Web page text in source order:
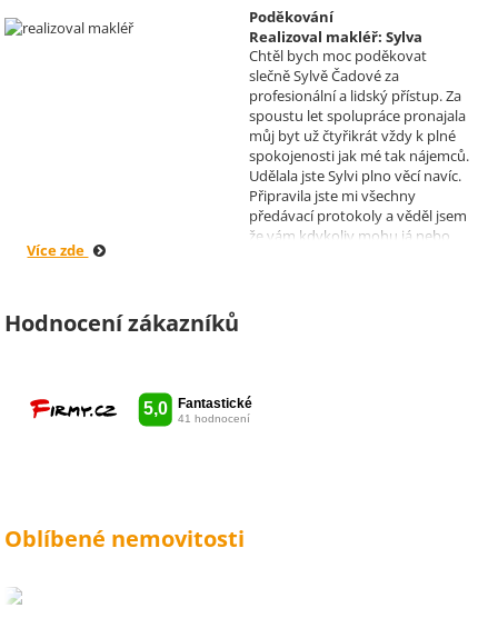
Krásné dny Vám a Vašim
zaměstnancům. Irena Höklová,
Brno
Poděkování
Realizoval makléř: Sylva
Čadová
Chtěl bych moc poděkovat
slečně Sylvě Čadové za
profesionální a lidský přístup. Za
spoustu let spolupráce pronajala
můj byt už čtyřikrát vždy k plné
spokojenosti jak mé tak nájemců.
Udělala jste Sylvi plno věcí navíc.
Připravila jste mi všechny
předávací protokoly a věděl jsem
že vám kdykoliv mohu já nebo
Více zde
Hodnocení zákazníků
Oblíbené nemovitosti